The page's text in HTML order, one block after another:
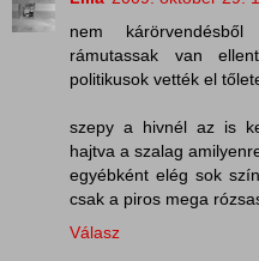
nem
rámutassak van
politikusok vették el
szepy a hivnél az is
hajtva a szalag
egyébként elég sok
csak a piros mega
Válasz